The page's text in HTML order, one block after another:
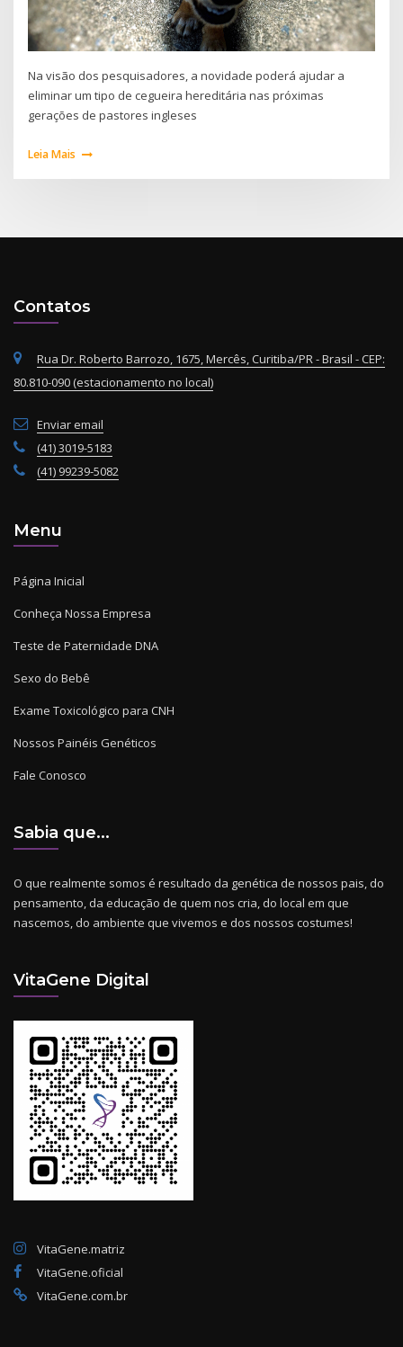
Na visão dos pesquisadores, a novidade poderá ajudar a
eliminar um tipo de cegueira hereditária nas próximas
gerações de pastores ingleses
Leia Mais
Contatos
Rua Dr. Roberto Barrozo, 1675, Mercês, Curitiba/PR - Brasil - CEP:
80.810-090 (estacionamento no local)
Enviar email
(41) 3019-5183
(41) 99239-5082
Menu
Página Inicial
Conheça Nossa Empresa
Teste de Paternidade DNA
Sexo do Bebê
Exame Toxicológico para CNH
Nossos Painéis Genéticos
Fale Conosco
Sabia que...
O que realmente somos é resultado da genética de nossos pais, do
pensamento, da educação de quem nos cria, do local em que
nascemos, do ambiente que vivemos e dos nossos costumes!
VitaGene Digital
VitaGene.matriz
VitaGene.oficial
VitaGene.com.br